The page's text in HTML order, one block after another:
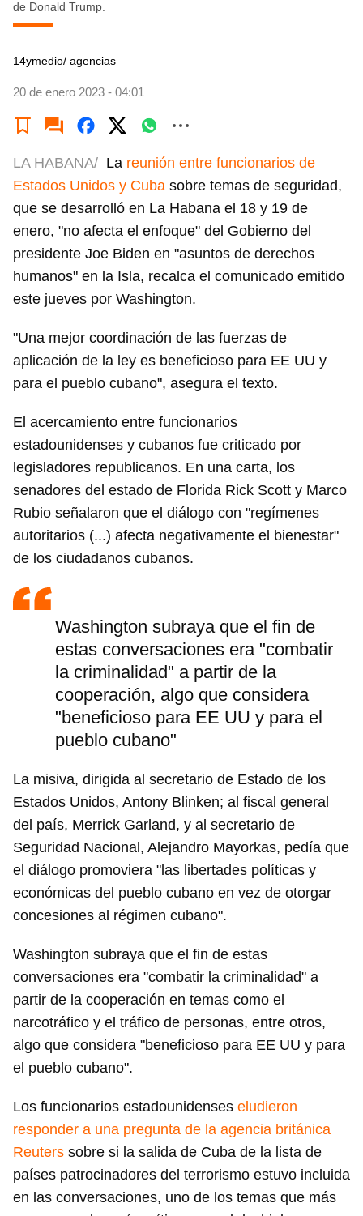
de Donald Trump.
14ymedio/ agencias
20 de enero 2023 - 04:01
LA HABANA/ La reunión entre funcionarios de
Estados Unidos y Cuba sobre temas de seguridad,
que se desarrolló en La Habana el 18 y 19 de
enero, "no afecta el enfoque" del Gobierno del
presidente Joe Biden en "asuntos de derechos
humanos" en la Isla, recalca el comunicado emitido
este jueves por Washington.
"Una mejor coordinación de las fuerzas de
aplicación de la ley es beneficioso para EE UU y
para el pueblo cubano", asegura el texto.
El acercamiento entre funcionarios
estadounidenses y cubanos fue criticado por
legisladores republicanos. En una carta, los
senadores del estado de Florida Rick Scott y Marco
Rubio señalaron que el diálogo con "regímenes
autoritarios (...) afecta negativamente el bienestar"
de los ciudadanos cubanos.
Washington subraya que el fin de
estas conversaciones era "combatir
la criminalidad" a partir de la
cooperación, algo que considera
"beneficioso para EE UU y para el
pueblo cubano"
La misiva, dirigida al secretario de Estado de los
Estados Unidos, Antony Blinken; al fiscal general
del país, Merrick Garland, y al secretario de
Seguridad Nacional, Alejandro Mayorkas, pedía que
el diálogo promoviera "las libertades políticas y
económicas del pueblo cubano en vez de otorgar
concesiones al régimen cubano".
Washington subraya que el fin de estas
conversaciones era "combatir la criminalidad" a
partir de la cooperación en temas como el
narcotráfico y el tráfico de personas, entre otros,
algo que considera "beneficioso para EE UU y para
el pueblo cubano".
Los funcionarios estadounidenses eludieron
responder a una pregunta de la agencia británica
Reuters sobre si la salida de Cuba de la lista de
países patrocinadores del terrorismo estuvo incluida
en las conversaciones, uno de los temas que más